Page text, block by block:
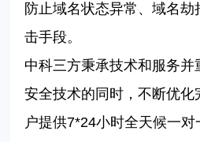
防止域名状态异常、域名
击手段。
中科三方秉承技术和服务
安全技术的同时，不断优化
户提供7*24小时全天候一